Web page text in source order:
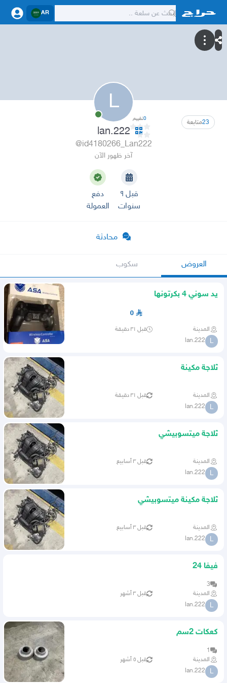
AR
L
23متابعة 0تقييم
lan.222
@id4180266_Lan222
آخر ظهور الآن
قبل ٩
سنوات
دفع
العمولة
محادثة
العروض سكوب
يد سوني 4 بكرتونها
0
المدينة قبل ٣١ دقيقة
L
lan.222
ثلاجة مكينة
المدينة قبل ٣١ دقيقة
L
lan.222
ثلاجة ميتسوبيشي
المدينة قبل ٣ أسابيع
L
lan.222
ثلاجة مكينة ميتسوبيشي
المدينة قبل ٣ أسابيع
L
lan.222
فيفا 24
3
المدينة
قبل ٣ أشهر
L
lan.222
كعكات 2سم
1
المدينة
قبل ٥ أشهر
L
lan.222